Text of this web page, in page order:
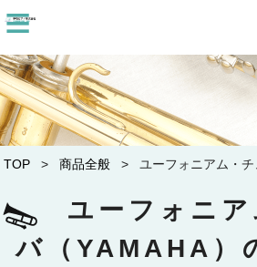
≡
TOP >商品全般 > ユーフォニアム・チ
ユーフォニ
バ（YAMAHA）